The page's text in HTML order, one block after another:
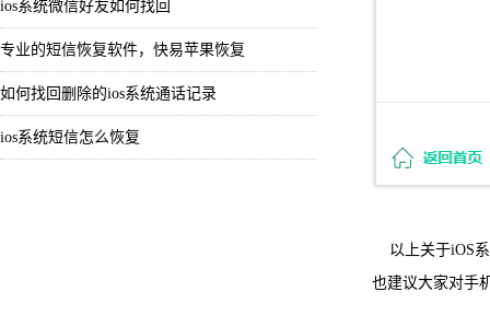
ios系统微信好友如何找回
专业的短信恢复软件，快易苹果恢复
如何找回删除的ios系统通话记录
ios系统短信怎么恢复
以上关于iOS
也建议大家对手